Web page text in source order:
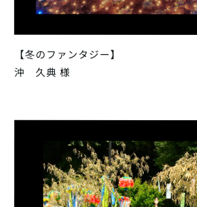
【冬のファンタジー】
沖 久典 様